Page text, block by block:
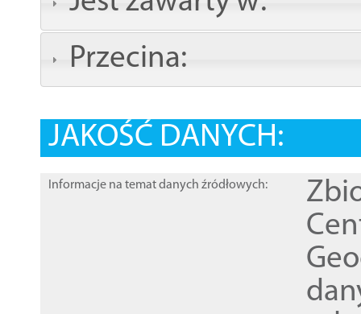
Przecina:
JAKOŚĆ DANYCH:
Informacje na temat danych źródłowych: